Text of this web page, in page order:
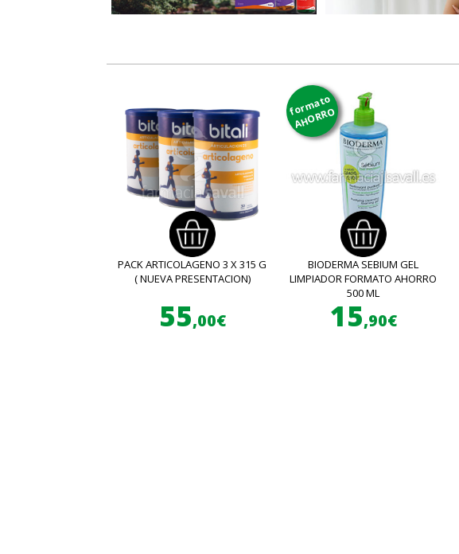
PACK ARTICOLAGENO 3 X 315 G
( NUEVA PRESENTACION)
55,00€
formato
AHORRO
BIODERMA SEBIUM GEL
LIMPIADOR FORMATO AHORRO
500 ML
15,90€